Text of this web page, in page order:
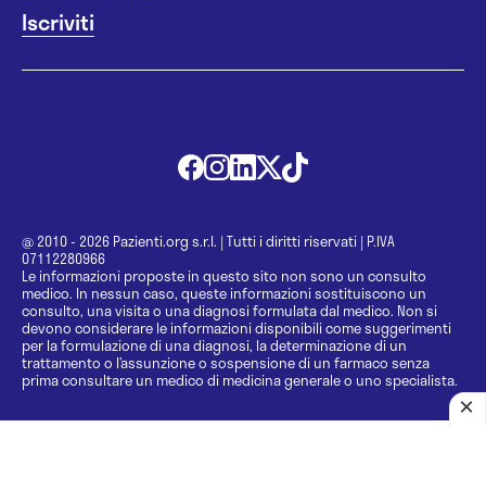
@ 2010 - 2026 Pazienti.org s.r.l. | Tutti i diritti riservati | P.IVA
07112280966
Le informazioni proposte in questo sito non sono un consulto
medico. In nessun caso, queste informazioni sostituiscono un
consulto, una visita o una diagnosi formulata dal medico. Non si
devono considerare le informazioni disponibili come suggerimenti
per la formulazione di una diagnosi, la determinazione di un
trattamento o l’assunzione o sospensione di un farmaco senza
prima consultare un medico di medicina generale o uno specialista.